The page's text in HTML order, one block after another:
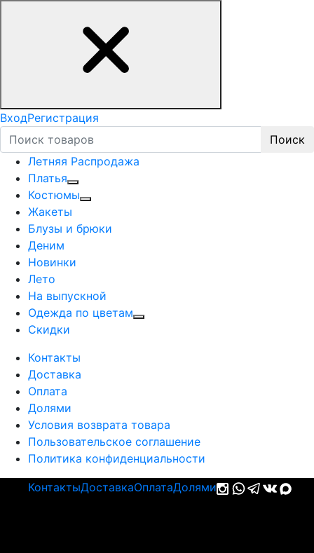
ВходРегистрация
Поиск
Летняя Распродажа
Платья
Костюмы
Жакеты
Блузы и брюки
Деним
Новинки
Лето
На выпускной
Одежда по цветам
Cкидки
Контакты
Доставка
Оплата
Долями
Условия возврата товара
Пользовательское соглашение
Политика конфиденциальности
КонтактыДоставкаОплатаДолями